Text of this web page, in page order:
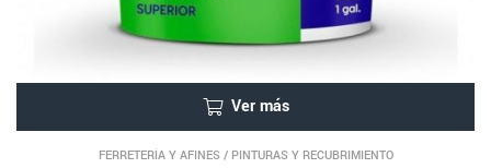
Ver más
FERRETERÍA Y AFINES / PINTURAS Y RECUBRIMIENTO